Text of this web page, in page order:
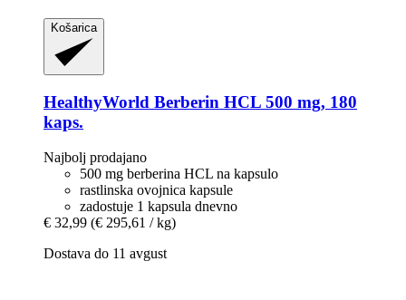
Košarica
HealthyWorld Berberin HCL 500 mg, 180
kaps.
Najbolj prodajano
500 mg berberina HCL na kapsulo
rastlinska ovojnica kapsule
zadostuje 1 kapsula dnevno
€ 32,99 (€ 295,61 / kg)
Dostava do 11 avgust